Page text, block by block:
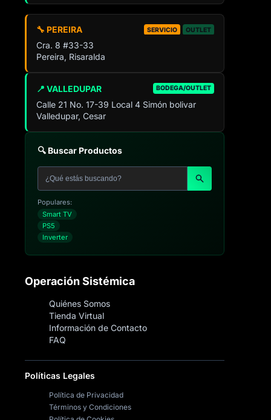
📍 VALLEDUPAR BODEGA/OUTLET
Calle 21 No. 17-39 Local 4 Simón bolivar
Valledupar, Cesar
🔧 PEREIRA SERVICIO OUTLET
Cra. 8 #33-33
Pereira, Risaralda
🔍 Buscar Productos
Populares:
Smart TV
PS5
Inverter
Operación Sistémica
Quiénes Somos
Tienda Virtual
Información de Contacto
FAQ
Políticas Legales
Política de Privacidad
Términos y Condiciones